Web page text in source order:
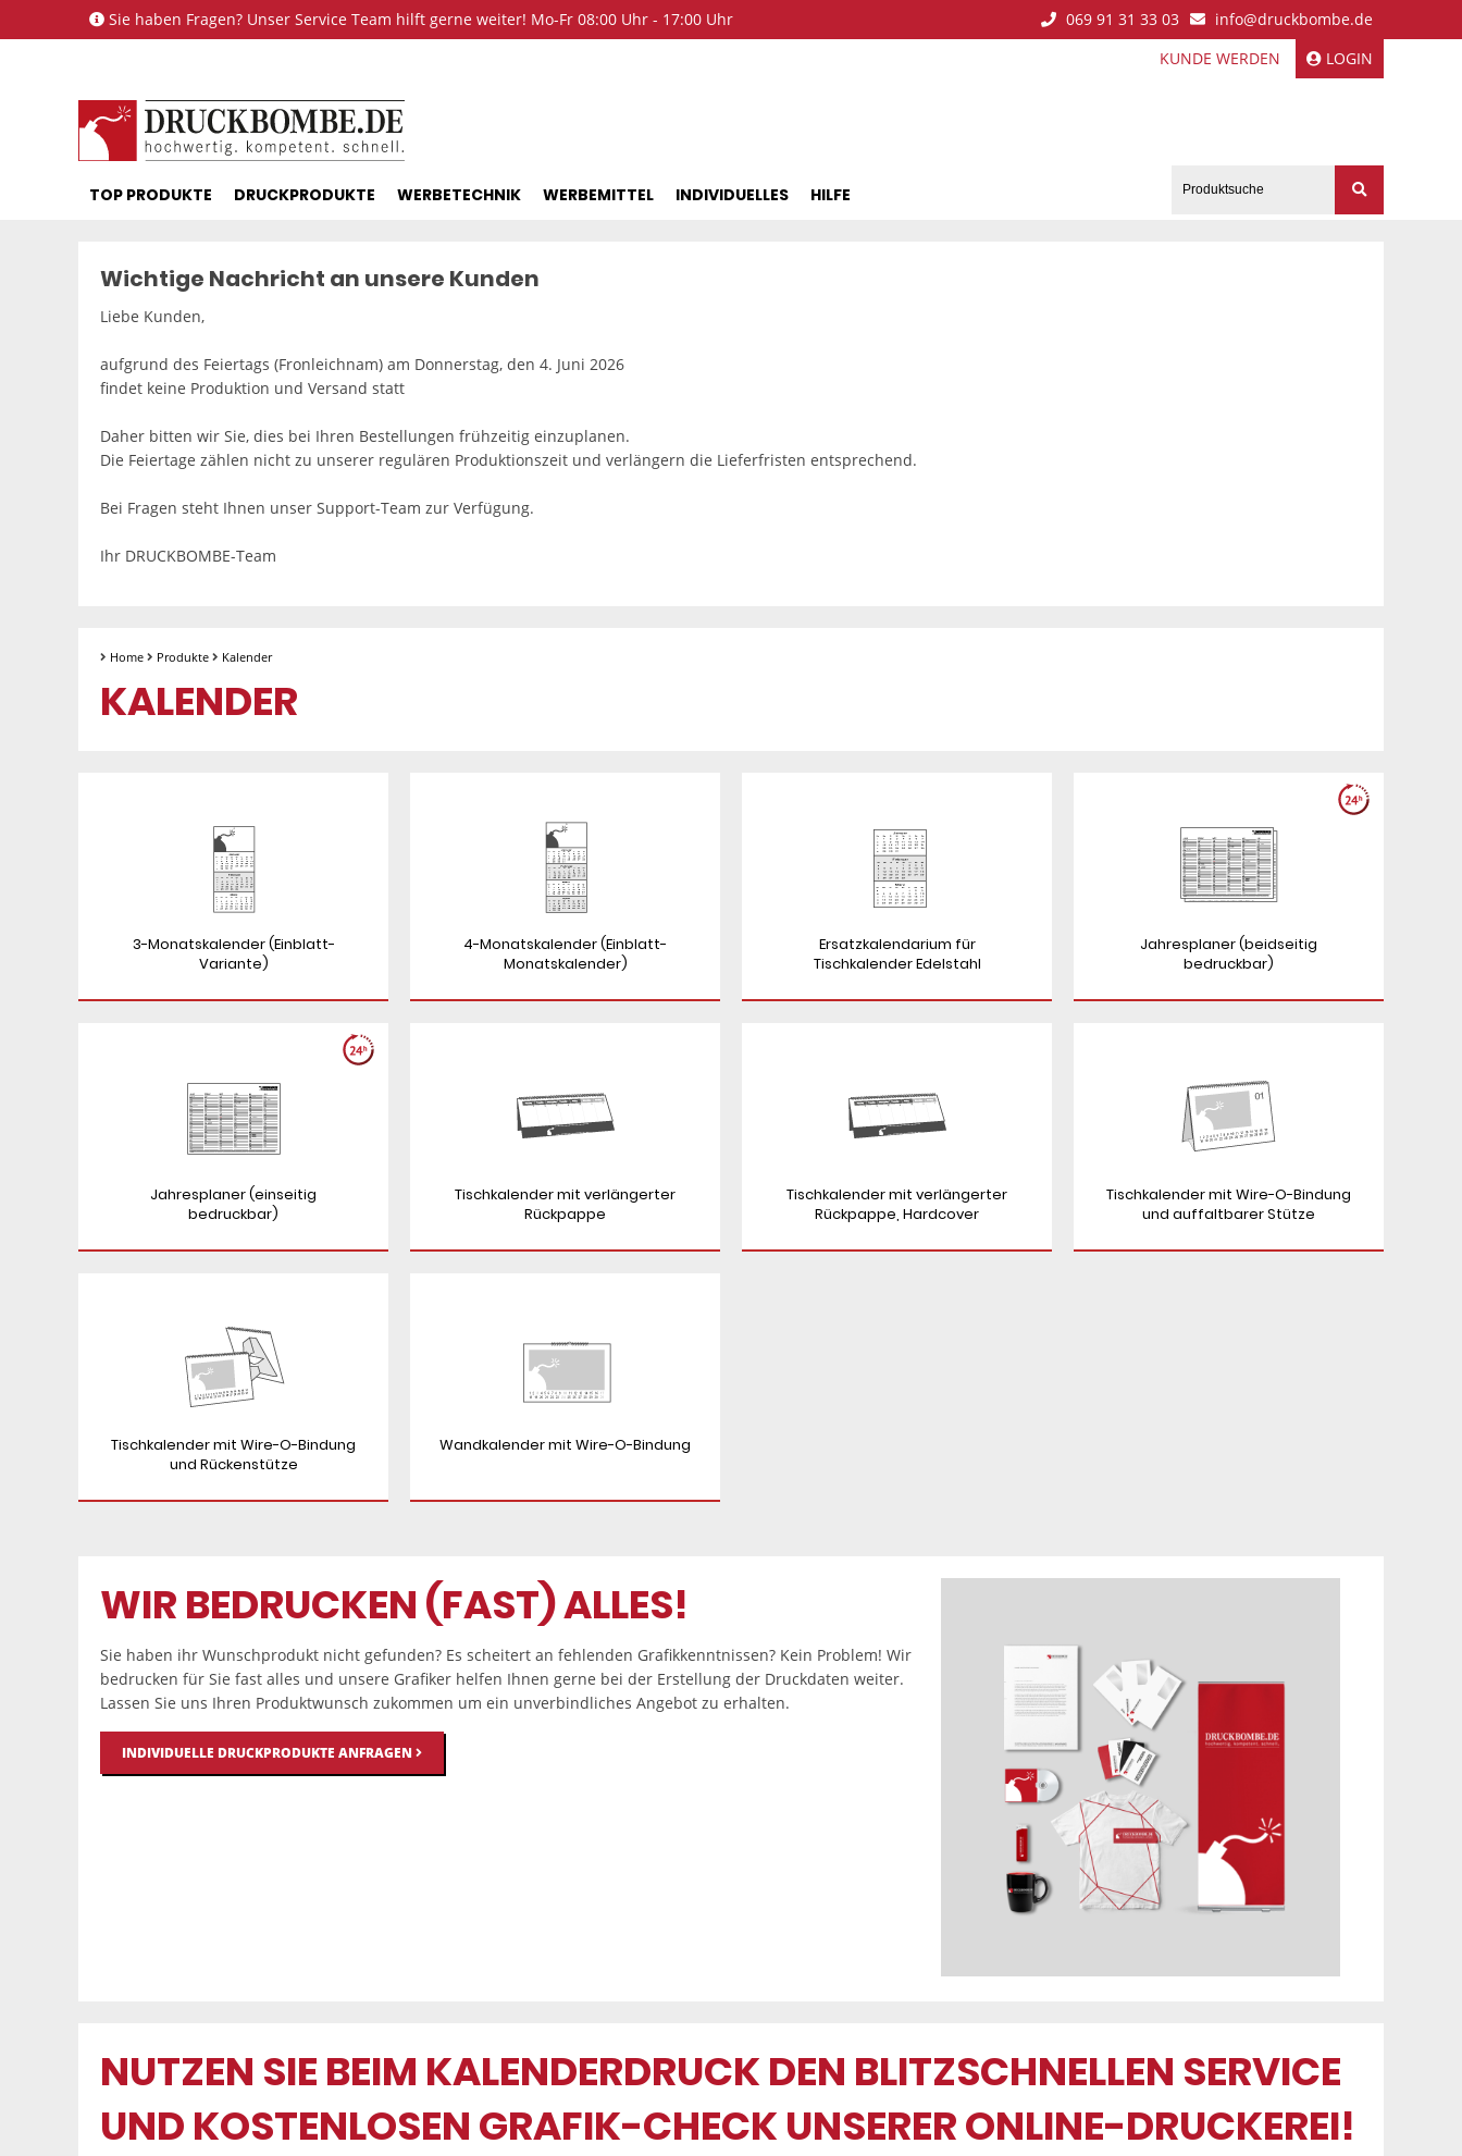
Sie haben Fragen? Unser Service Team hilft gerne weiter! Mo-Fr 08:00 Uhr - 17:00 Uhr 069 91 31 33 03
info@druckbombe.de
KUNDE WERDEN
LOGIN
TOP PRODUKTE DRUCKPRODUKTE WERBETECHNIK WERBEMITTEL INDIVIDUELLES HILFE
Wichtige Nachricht an unsere Kunden
Liebe Kunden,
aufgrund des Feiertags (Fronleichnam) am Donnerstag, den 4. Juni 2026
findet keine Produktion und Versand statt
Daher bitten wir Sie, dies bei Ihren Bestellungen frühzeitig einzuplanen.
Die Feiertage zählen nicht zu unserer regulären Produktionszeit und verlängern die Lieferfristen entsprechend.
Bei Fragen steht Ihnen unser Support-Team zur Verfügung.
Ihr DRUCKBOMBE-Team
Home Produkte Kalender
KALENDER
3-Monatskalender (Einblatt-
Variante)
4-Monatskalender (Einblatt-
Monatskalender)
Ersatzkalendarium für
Tischkalender Edelstahl
Jahresplaner (beidseitig
bedruckbar)
Jahresplaner (einseitig
bedruckbar)
Tischkalender mit verlängerter
Rückpappe
Tischkalender mit verlängerter
Rückpappe, Hardcover
Tischkalender mit Wire-O-Bindung
und auffaltbarer Stütze
Tischkalender mit Wire-O-Bindung
und Rückenstütze
Wandkalender mit Wire-O-Bindung
WIR BEDRUCKEN (FAST) ALLES!
Sie haben ihr Wunschprodukt nicht gefunden? Es scheitert an fehlenden Grafikkenntnissen? Kein Problem! Wir
bedrucken für Sie fast alles und unsere Grafiker helfen Ihnen gerne bei der Erstellung der Druckdaten weiter.
Lassen Sie uns Ihren Produktwunsch zukommen um ein unverbindliches Angebot zu erhalten.
INDIVIDUELLE DRUCKPRODUKTE ANFRAGEN
NUTZEN SIE BEIM KALENDERDRUCK DEN BLITZSCHNELLEN SERVICE
UND KOSTENLOSEN GRAFIK-CHECK UNSERER ONLINE-DRUCKEREI!